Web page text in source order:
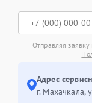
Отправляя
Адрес
г. Махачкала,